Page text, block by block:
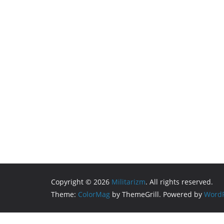
Copyright © 2026 Militarizm. All rights reserved.
Theme: ColorMag by ThemeGrill. Powered by